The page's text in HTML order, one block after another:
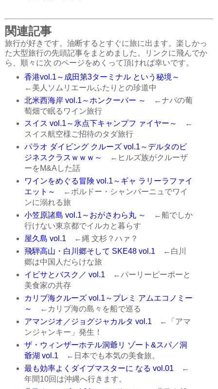
関連記事
旅行が好きです。油断するとすぐに旅に出ます。楽しかっ
た大型旅行の先頭記事をまとめました。リンクに飛んでか
ら、順々に次 のページをめくって頂ければ幸いです。
香港vol.1～成田第3ターミナル という秘境～
←美人ソムリエールふたりとの珍道中
北米西海岸 vol.1～ホンクーバー ～
←ナパの葡
萄畑で眠るワイン旅行
スイス vol.1～氷点下キャンプフ ァイヤー～
←
スイス航空様ご招待のタダ旅行
パラオ ダイビング クルーズ vol.1～デルタのビ
ジネスクラスｗｗｗ～
←ヒルズ族がクルーザ
ーをM&Aした話
ワインをめぐる冒険 vol.1～ギャ ラリーラファイ
エット～
←ボルドー・シャンパーニュでワイ
ンに溺れる旅
小笠原諸島 vol.1～おがさわら丸 ～
←船でしか
行けない東京都でイルカと暮らす
屋久島 vol.1 ←縄 文杉？ハァ？
飛騨高山・白川郷そして SKE48 vol.1 ←白川
郷は中国人だらけな旅
イビサとバスク／ vol.1 ←パーリーピーポーと
美食家の共存
カリブ海クルーズ vol.1～プレミ アムエコノミー
～
←カリブ海の島々を船で巡る
アマンジオ／ジョグジャカルタ vol.1 ←「アマ
ンジャンキー」発生！
ザ・ウィンザーホテル洞爺リ ゾート&スパ／洞
爺湖 vol.1 ←日本でも本気の美食旅。
最も効率よくダイブマスターに なる vol.01 ←
年間10回は沖縄へ行きます。